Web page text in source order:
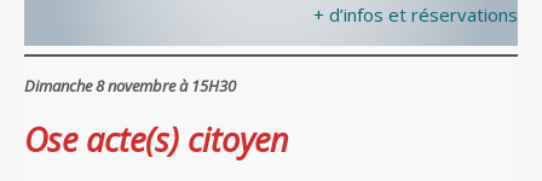
+ d’infos et réservations
Dimanche 8 novembre à 15H30
Ose acte(s) citoyen